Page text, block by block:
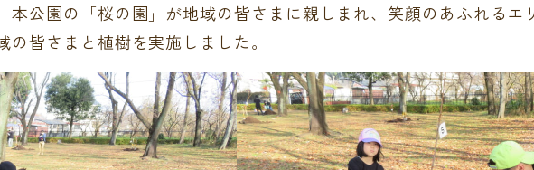
本公園の「桜の園」が地域の皆さまに親しまれ、笑顔のあふれるエ
皆さまと植樹を実施しました。